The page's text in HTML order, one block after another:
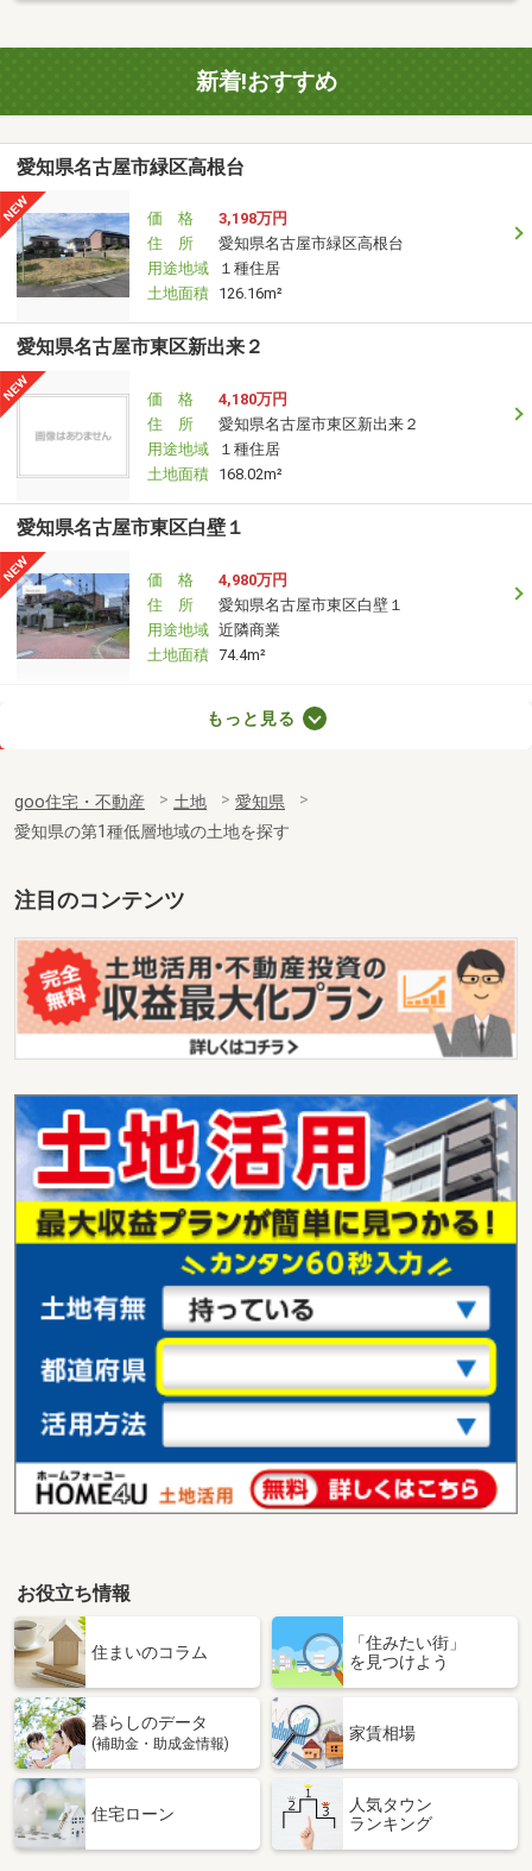
新着!おすすめ
愛知県名古屋市緑区高根台
価 格
3,198万円
住 所
愛知県名古屋市緑区高根台
用途地域
１種住居
土地面積 126.16m²
愛知県名古屋市東区新出来２
価 格
4,180万円
住 所
愛知県名古屋市東区新出来２
用途地域
１種住居
土地面積 168.02m²
愛知県名古屋市東区白壁１
価 格
4,980万円
住 所
愛知県名古屋市東区白壁１
用途地域 近隣商業
土地面積 74.4m²
用途地域
１種住居
土地面積 165m²
愛知県豊橋市柱七番町
価 格
1,968万円
住 所
愛知県豊橋市柱七番町
用途地域 １種住居
土地面積 165m²
価 格
3,300万円
住 所
愛知県豊橋市南牛川２
用途地域 １種住居
土地面積 324.57m²
愛知県名古屋市西区上小田井２
価 格
3,120万円
住 所
愛知県名古屋市西区上小田井２
用途地域 準工業
愛知県名古屋市緑区神沢１
2,960万円
住 所
愛知県名古屋市緑区神沢１
愛知県名古屋市緑区大高町字亀原
価 格
3,700万円
住 所
愛知県名古屋市緑区大高町字亀原
用途地域
１種低層
土地面積 231.35m²
愛知県名古屋市緑区大高町字神宮戸
1,912.20万円
もっと見る
goo住宅・不動産 土地
愛知県
愛知県の第1種低層地域の土地を探す
注目のコンテンツ
お役立ち情報
住まいのコラム
「住みたい街」
を見つけよう
暮らしのデータ
(補助金・助成金情報)
家賃相場
住宅ローン
人気タウン
ランキング